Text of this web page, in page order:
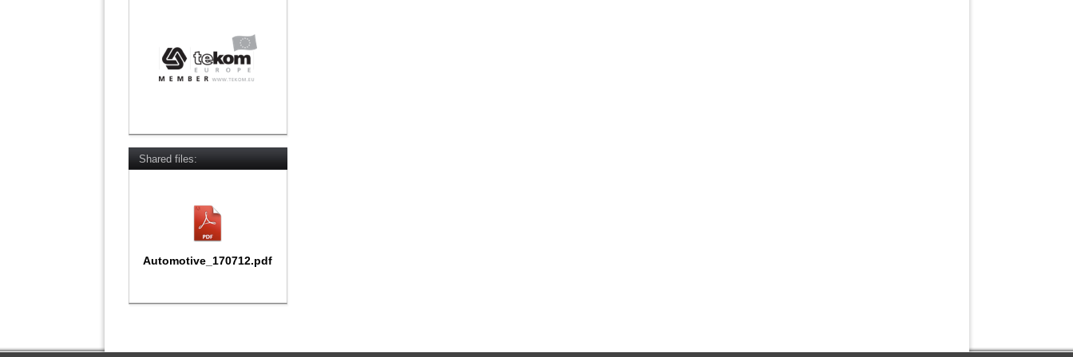
Shared files:
Automotive_170712.pdf